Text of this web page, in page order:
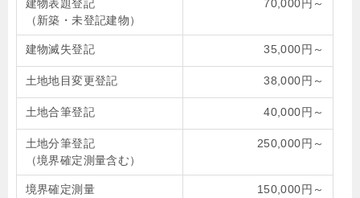
建物表題登記
（新築・未登記建物）
70,000円～
建物滅失登記 35,000円～
土地地目変更登記 38,000円～
土地合筆登記 40,000円～
土地分筆登記
（境界確定測量含む）
250,000円～
境界確定測量 150,000円～